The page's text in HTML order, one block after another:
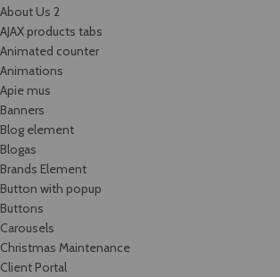
About Us 2
AJAX products tabs
Animated counter
Animations
Apie mus
Banners
Blog element
Blogas
Brands Element
Button with popup
Buttons
Carousels
Christmas Maintenance
Client Portal